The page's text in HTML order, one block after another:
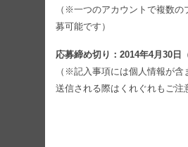
（※一つのアカウントで複数の
募可能です）
応募締め切り：2014年4月30日
（※記入事項には個人情報が含
送信される際はくれぐれもご注